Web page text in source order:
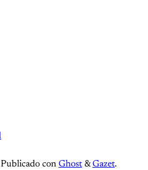
Publicado con Ghost &Gazet.